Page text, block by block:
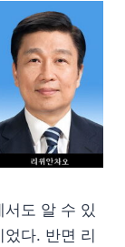
도 알 수 있
다. 반면 리